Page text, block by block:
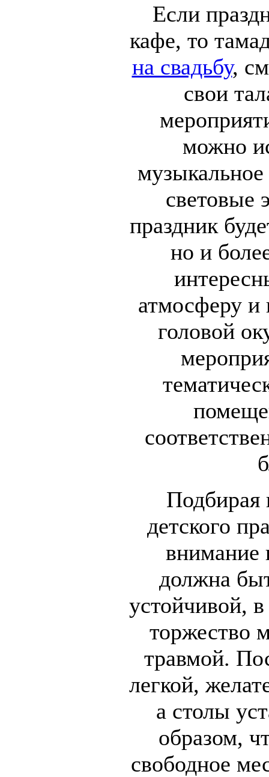
Если
кафе, то
на свадьбу,
свои
можно
световые
праздник
но и
атмосферу и
головой
Подбирая
детского
внимание
должна
устойчивой,
торжество
травмой.
легкой,
а столы
образом,
свободное